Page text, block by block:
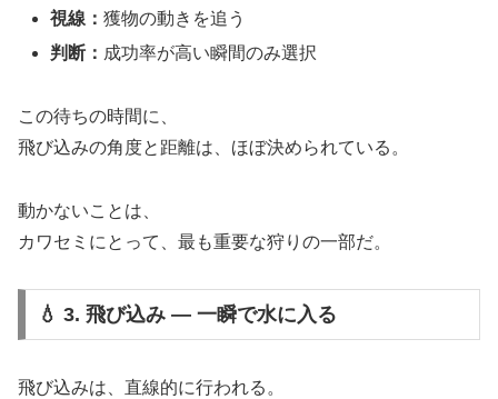
視線：獲物の動きを追う
判断： 成功率が高い瞬間のみ選択
この待ちの時間に、
飛び込みの角度と距離は、ほぼ決められている。
動かないことは、
カワセミにとって、最も重要な狩りの一部だ。
💧 3. 飛び込み ― 一瞬で水に入る
飛び込みは、直線的に行われる。